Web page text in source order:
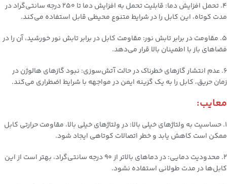
4. تحمل افزایش دما: قابلیت تحمل به افزایش دما تا ۲۵۰ درجه سانتی‌گراد در
مدت کوتاه، این کابل را در شرایط متنوع محیطی قابل استفاده می‌کند.
5. مقاومت در برابر تابش نور: مقاومت کابل در برابر تابش نور خورشید، آن را در
فضاهای باز با اطمینان بالا قرار می‌دهد.
6. عدم انتشار گازهای خطرناک در حالت آتش‌سوزی: نبود گازهای هالوژن در
زمان حریق، کابل را به یک گزینه ایمن در مواجهه با شرایط اضطراری می‌کند.
معایب:
1. حساسیت به ولتاژهای خیلی بالا: در ولتاژهای خیلی بالا، مقاومت حرارتی کابل
ممکن است کاهش یابد و خطر اتصالات کوتاهی ایجاد شود.
2. محدودیت دمایی: در دماهای بالاتر از ۹۰ درجه سانتی‌گراد، بهتر است از این
کابل‌ها در مدت طولانی استفاده نشود.